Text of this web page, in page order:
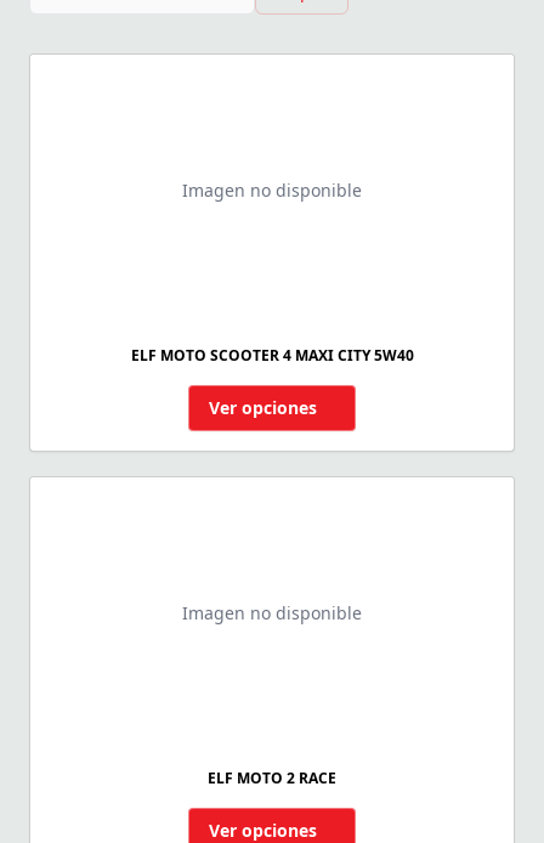
Imagen no disponible
ELF MOTO SCOOTER 4 MAXI CITY 5W40
Ver opciones
Imagen no disponible
ELF MOTO 2 RACE
Ver opciones